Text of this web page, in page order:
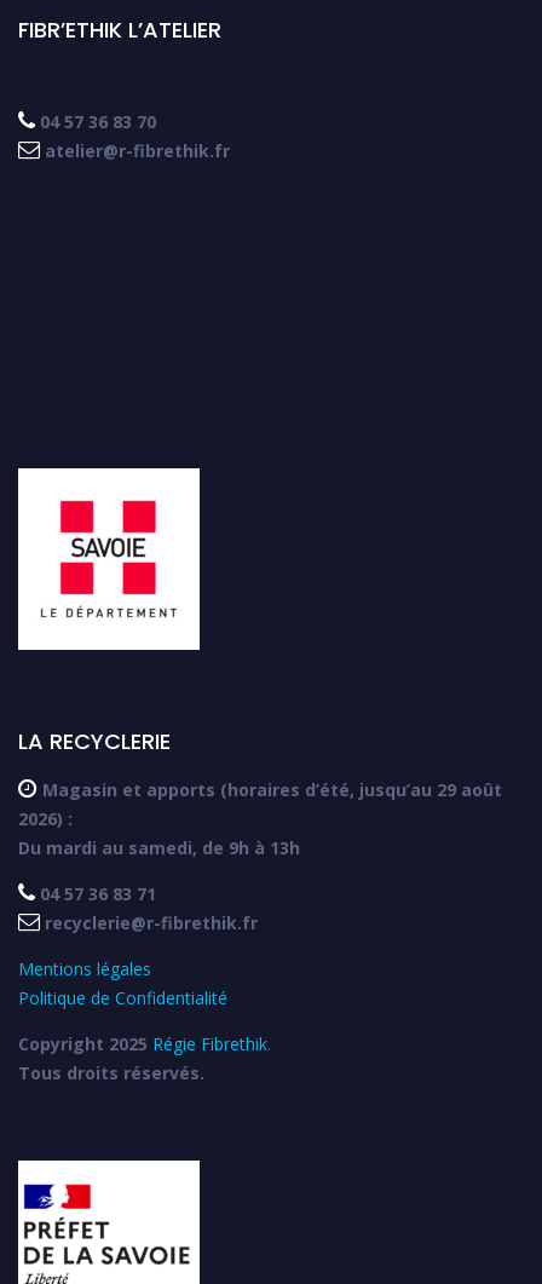
FIBR’ETHIK L’ATELIER
 04 57 36 83 70
 atelier@r-fibrethik.fr
LA RECYCLERIE
 Magasin et apports (horaires d’été, jusqu’au 29 août
2026) :
Du mardi au samedi, de 9h à 13h
 04 57 36 83 71
 recyclerie@r-fibrethik.fr
Mentions légales
Politique de Confidentialité
Copyright 2025 Régie Fibrethik.
Tous droits réservés.